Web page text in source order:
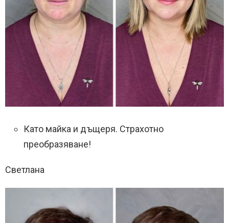
Като майка и дъщеря. Страхотно
преобразяване!
Светлана